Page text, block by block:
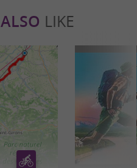
ALSO LIKE